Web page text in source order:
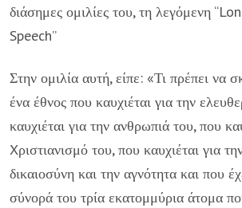
διάσημες ομιλίες του, τη λεγόμενη
Speech”
Στην ομιλία αυτή, είπε: «Τι πρέπει να
ένα έθνος που καυχιέται για την
καυχιέται για την ανθρωπιά του, που
Xριστιανισμό του, που καυχιέται για
δικαιοσύνη και την αγνότητα και που
σύνορά του τρία εκατομμύρια άτομα